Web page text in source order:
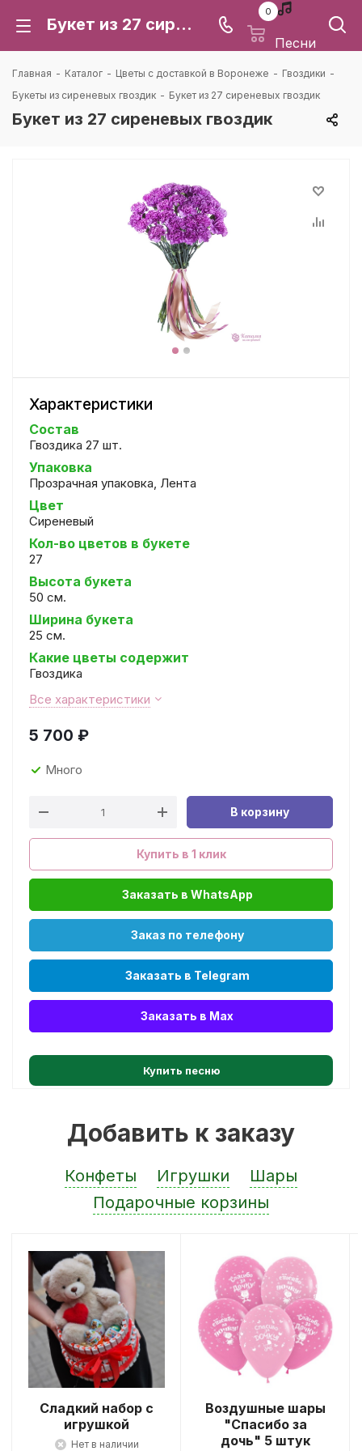
Букет из 27 сиреневых гвоздик: цена и доставка в Воронеже | Каталея
0
Песни
Главная - Каталог - Цветы с доставкой в Воронеже - Гвоздики -
Букеты из сиреневых гвоздик - Букет из 27 сиреневых гвоздик
Букет из 27 сиреневых гвоздик
Характеристики
Состав
Гвоздика 27 шт.
Упаковка
Прозрачная упаковка, Лента
Цвет
Сиреневый
Кол-во цветов в букете
27
Высота букета
50 см.
Ширина букета
25 см.
Какие цветы содержит
Гвоздика
Все характеристики
5 700 ₽
Много
В корзину
Купить в 1 клик
Заказать в WhatsApp
Заказ по телефону
Заказать в Telegram
Заказать в Max
Купить песню
Добавить к заказу
Конфеты Игрушки
Шары
Подарочные корзины
Сладкий набор с
игрушкой
Нет в наличии
Воздушные шары
"Спасибо за
дочь" 5 штук